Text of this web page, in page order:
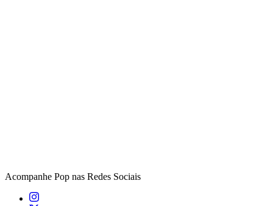
Acompanhe Pop nas Redes Sociais